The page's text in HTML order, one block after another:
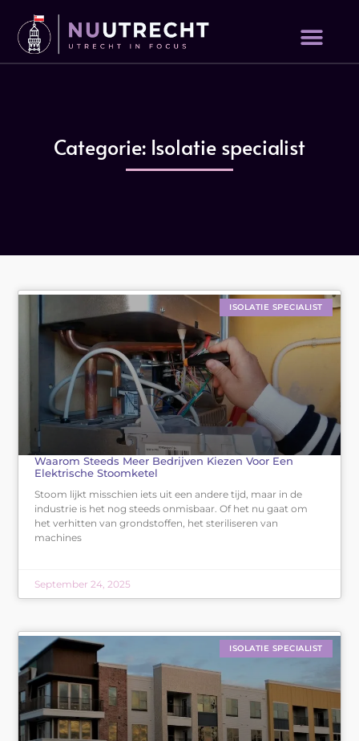
Categorie: Isolatie specialist
ISOLATIE SPECIALIST
Waarom Steeds Meer Bedrijven Kiezen Voor Een
Elektrische Stoomketel
Stoom lijkt misschien iets uit een andere tijd, maar in de
industrie is het nog steeds onmisbaar. Of het nu gaat om
het verhitten van grondstoffen, het steriliseren van
machines
September 24, 2025
ISOLATIE SPECIALIST